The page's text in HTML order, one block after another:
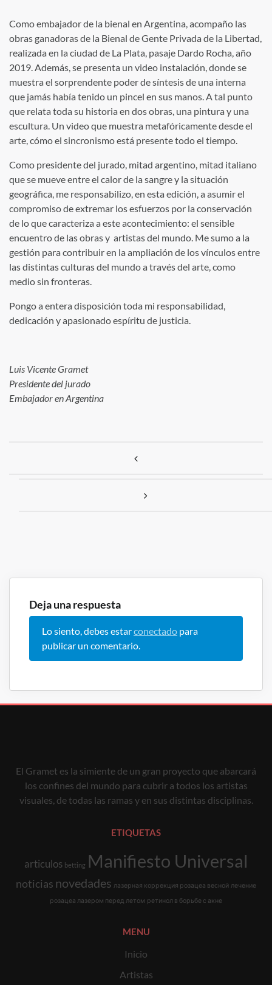
Como embajador de la bienal en Argentina, acompaño las
obras ganadoras de la Bienal de Gente Privada de la Libertad,
realizada en la ciudad de La Plata, pasaje Dardo Rocha, año
2019. Además, se presenta un video instalación, donde se
muestra el sorprendente poder de síntesis de una interna
que jamás había tenido un pincel en sus manos. A tal punto
que relata toda su historia en dos obras, una pintura y una
escultura. Un video que muestra metafóricamente desde el
arte, cómo el sincronismo está presente todo el tiempo.
Como presidente del jurado, mitad argentino, mitad italiano
que se mueve entre el calor de la sangre y la situación
geográfica, me responsabilizo, en esta edición, a asumir el
compromiso de extremar los esfuerzos por la conservación
de lo que caracteriza a este acontecimiento: el sensible
encuentro de las obras y artistas del mundo. Me sumo a la
gestión para contribuir en la ampliación de los vínculos entre
las distintas culturas del mundo a través del arte, como
medio sin fronteras.
Pongo a entera disposición toda mi responsabilidad,
dedicación y apasionado espíritu de justicia.
Luis Vicente Gramet
Presidente del jurado
Embajador en Argentina
Deja una respuesta
Lo siento, debes estarconectado para
publicar un comentario.
El Gramet es la simiente de un gran proyecto que abarcará
los confines del mundo para cubrir a todos los artistas
visuales, de todas las ramas y en sus distintas disciplinas.
ETIQUETAS
articulos betting Manifiesto Universal
noticias novedades лазерная коррекция розацеа весной лечение
розацеа лазером перед летом ретинол в борьбе с акне
MENU
Inicio
Artistas